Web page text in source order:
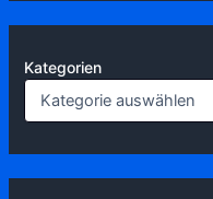
Kategorien